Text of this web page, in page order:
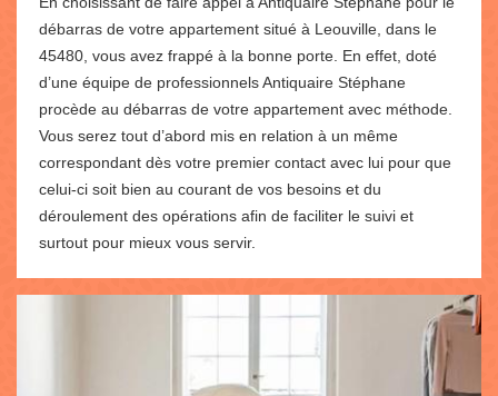
débarras de votre appartement situé à Leouville, dans le
45480, vous avez frappé à la bonne porte. En effet, doté
d’une équipe de professionnels Antiquaire Stéphane
procède au débarras de votre appartement avec méthode.
Vous serez tout d’abord mis en relation à un même
correspondant dès votre premier contact avec lui pour que
celui-ci soit bien au courant de vos besoins et du
déroulement des opérations afin de faciliter le suivi et
surtout pour mieux vous servir.